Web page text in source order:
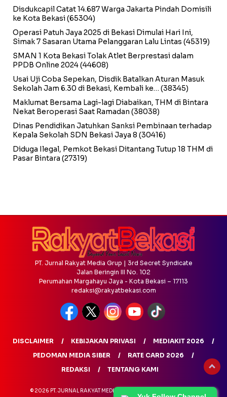
Disdukcapil Catat 14.687 Warga Jakarta Pindah Domisili
ke Kota Bekasi(65304)
Operasi Patuh Jaya 2025 di Bekasi Dimulai Hari Ini,
Simak 7 Sasaran Utama Pelanggaran Lalu Lintas (45319)
SMAN 1 Kota Bekasi Tolak Atlet Berprestasi dalam
PPDB Online 2024(44608)
Usai Uji Coba Sepekan, Disdik Batalkan Aturan Masuk
Sekolah Jam 6.30 di Bekasi, Kembali ke… (38345)
Maklumat Bersama Lagi-lagi Diabaikan, THM di Bintara
Nekat Beroperasi Saat Ramadan (38038)
Dinas Pendidikan Jatuhkan Sanksi Pembinaan terhadap
Kepala Sekolah SDN Bekasi Jaya 8 (30416)
Diduga Ilegal, Pemkot Bekasi Ditantang Tutup 18 THM di
Pasar Bintara (27319)
PT. Jurnal Rakyat Media Grup | 3rd Secret Syndicate
Jalan Beringin III No. 102
Perumahan Margahayu Jaya - Kota Bekasi – 17113
redaksi@rakyatbekasi.com
DISCLAIMER KEBIJAKAN PRIVASI
MEDIAKIT 2026
PEDOMAN MEDIA SIBER
RATE CARD 2026
REDAKSI
TENTANG KAMI
© 2026 PT. JURNAL RAKYAT MEDIA GRUP - ALL RIGHTS RESERVED